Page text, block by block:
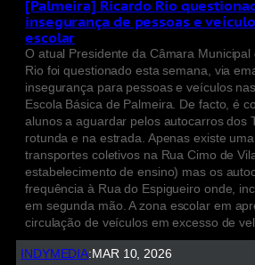
[Palmeira] Ricardo Rio
insegurança de pessoas e
escolar
O atual Presidente da Câmara Municipal
Rio foi questionado esta semana, via
insegurança para pessoas e veículos
Escola Básica de Palmeira. De facto, é
alunos a aguardar pelos autocarros dos
rotunda e na estrada. Apenas existe
transportes coletivos na Rua Cimo de
estabelecimento de ensino) mas os
frequência à Rua do Espigueiro onde,
em segunda mão. A zona escolar em
circulação de veículos em excesso de
INDYMEDIA: MAR 10, 2026